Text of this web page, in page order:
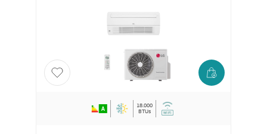
18.000
BTUs